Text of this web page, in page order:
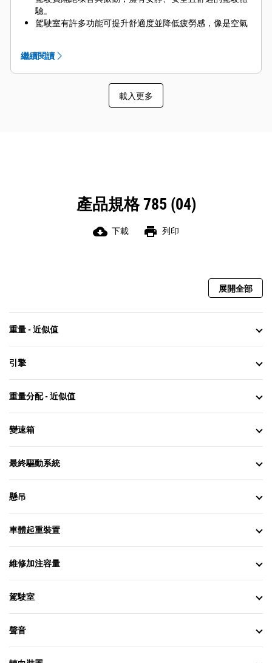
驗。
駕駛室有許多功能可提升舒適度並降低疲勞感，像是空氣
繼續閱讀
載入更多
產品規格 785 (04)
cloud_download 下載 print 列印
展開全部
重量 - 近似值
引擎
重量分配 - 近似值
變速箱
最終驅動系統
懸吊
車體起重裝置
維修加注容量
駕駛室
聲音